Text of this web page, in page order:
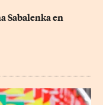
Sabalenka en